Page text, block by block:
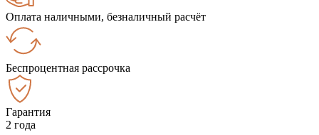
Оплата наличными, безналичный расчёт
Беспроцентная рассрочка
Гарантия
2 года